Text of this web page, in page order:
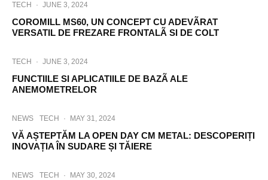
TECH · JUNE 3, 2024
COROMILL MS60, UN CONCEPT CU ADEVÃRAT
VERSATIL DE FREZARE FRONTALÃ SI DE COLT
TECH · JUNE 3, 2024
FUNCTIILE SI APLICATIILE DE BAZÃ ALE
ANEMOMETRELOR
NEWS TECH · MAY 31, 2024
VĂ AȘTEPTĂM LA OPEN DAY CM METAL: DESCOPERIȚI
INOVAȚIA ÎN SUDARE ȘI TĂIERE
NEWS TECH · MAY 30, 2024